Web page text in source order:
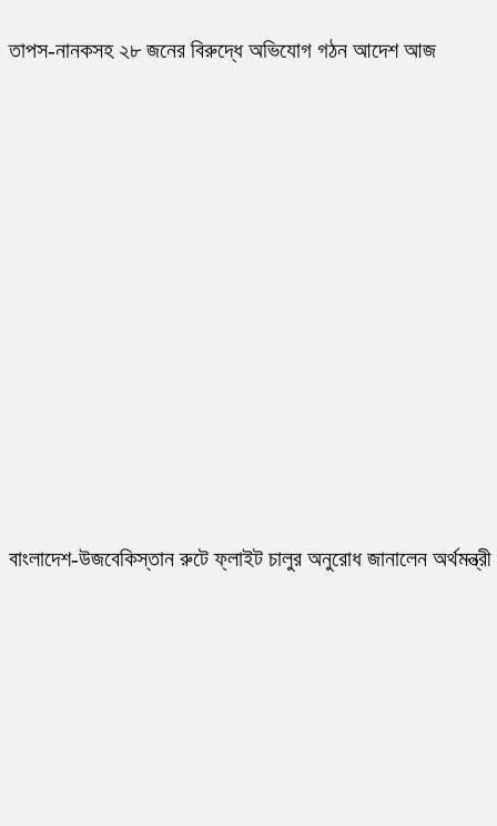
তাপস-নানকসহ ২৮ জনের বিরুদ্ধে অভিযোগ গঠন আদেশ আজ
বাংলাদেশ-উজবেকিস্তান রুটে ফ্লাইট চালুর অনুরোধ জানালেন অর্থমন্ত্রী